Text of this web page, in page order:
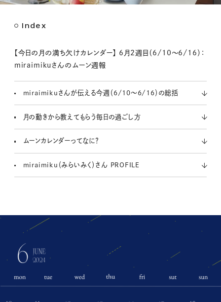
t
Index
【今日の月の満ち欠けカレンダー】 6月2週目（6/10～6/16）：
miraimikuさんのムーン週報
miraimikuさんが伝える今週（6/10～6/16）の総括
月の動きから教えてもらう毎日の過ごし方
ムーンカレンダーってなに？
miraimiku（みらいみく）さん PROFILE